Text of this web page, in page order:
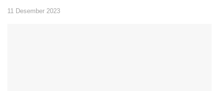
11 Desember 2023